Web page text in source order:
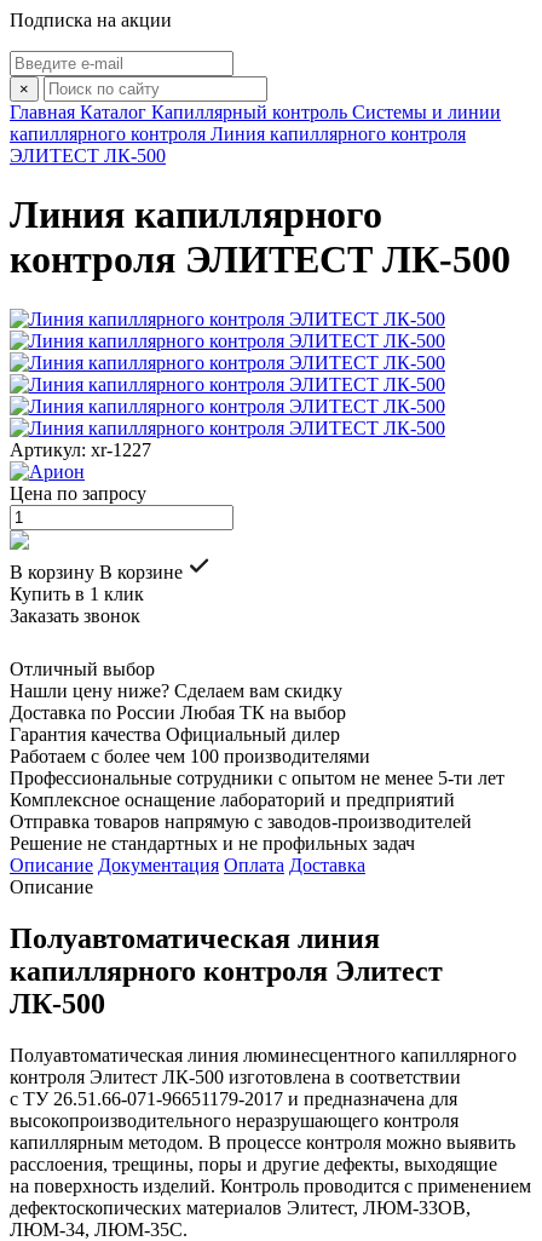
Подписка на акции
×
Главная Каталог Капиллярный контроль Системы и линии
капиллярного контроля Линия капиллярного контроля
ЭЛИТЕСТ ЛК-500
Линия капиллярного
контроля ЭЛИТЕСТ ЛК-500
Артикул: xr-1227
Цена по запросу
В корзину В корзине
Купить в 1 клик
Заказать звонок
Отличный выбор
Нашли цену ниже? Сделаем вам скидку
Доставка по России Любая ТК на выбор
Гарантия качества Официальный дилер
Работаем с более чем 100 производителями
Профессиональные сотрудники с опытом не менее 5-ти лет
Комплексное оснащение лабораторий и предприятий
Отправка товаров напрямую с заводов-производителей
Решение не стандартных и не профильных задач
Описание Документация Оплата Доставка
Описание
Полуавтоматическая линия
капиллярного контроля Элитест
ЛК-500
Полуавтоматическая линия люминесцентного капиллярного
контроля Элитест ЛК-500 изготовлена в соответствии
с ТУ 26.51.66-071-96651179-2017 и предназначена для
высокопроизводительного неразрушающего контроля
капиллярным методом. В процессе контроля можно выявить
расслоения, трещины, поры и другие дефекты, выходящие
на поверхность изделий. Контроль проводится с применением
дефектоскопических материалов Элитест, ЛЮМ-33ОВ,
ЛЮМ-34, ЛЮМ-35С.